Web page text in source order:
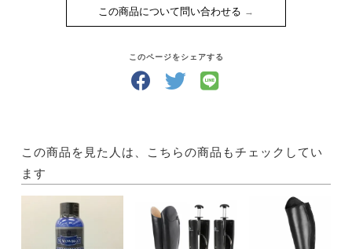
この商品について問い合わせる
このページをシェアする
この商品を見た人は、こちらの商品もチェックしてい
ます